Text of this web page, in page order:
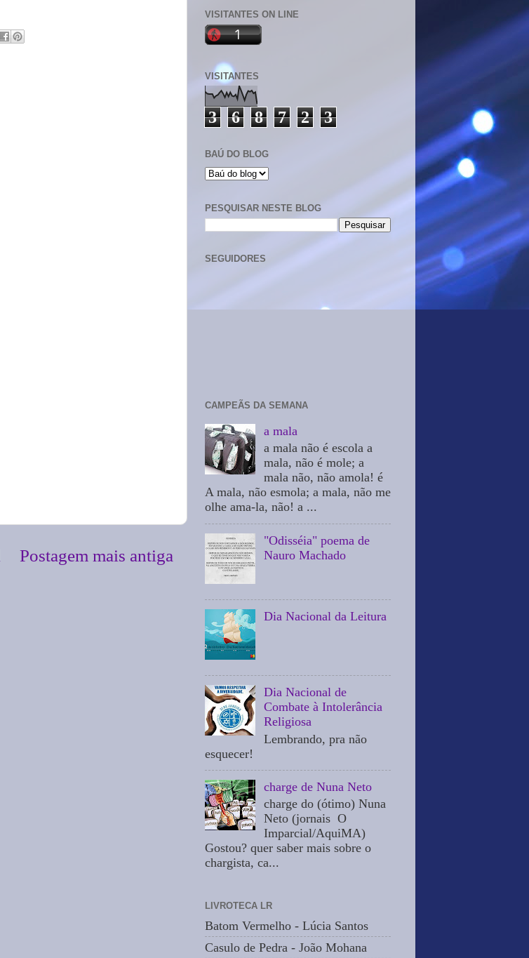
Postagem mais antiga
VISITANTES ON LINE
VISITANTES
3 6 8 7 2 3
BAÚ DO BLOG
PESQUISAR NESTE BLOG
SEGUIDORES
CAMPEÃS DA SEMANA
a mala
a mala não é escola a
mala, não é mole; a
mala não, não amola! é
A mala, não esmola; a mala, não me
olhe ama-la, não! a ...
"Odisséia" poema de
Nauro Machado
Dia Nacional da Leitura
Dia Nacional de
Combate à Intolerância
Religiosa
Lembrando, pra não
esquecer!
charge de Nuna Neto
charge do (ótimo) Nuna
Neto (jornais O
Imparcial/AquiMA)
Gostou? quer saber mais sobre o
chargista, ca...
LIVROTECA LR
Batom Vermelho - Lúcia Santos
Casulo de Pedra - João Mohana